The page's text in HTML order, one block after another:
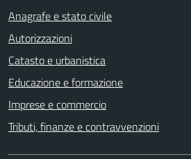
Anagrafe e stato civile
Autorizzazioni
Catasto e urbanistica
Educazione e formazione
Imprese e commercio
Tributi, finanze e contravvenzioni